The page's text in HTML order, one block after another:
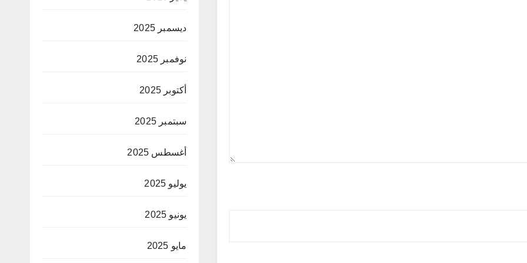
ديسمبر 2025
نوفمبر 2025
أكتوبر 2025
سبتمبر 2025
أغسطس 2025
يوليو 2025
يونيو 2025
مايو 2025